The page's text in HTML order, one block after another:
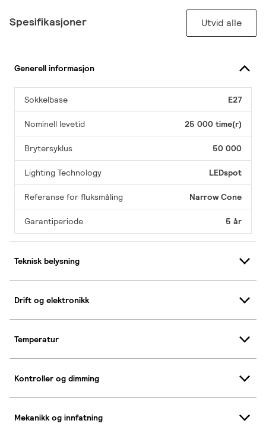
Spesifikasjoner Utvid alle
Generell informasjon
Sokkelbase E27
Nominell levetid 25 000 time(r)
Brytersyklus 50 000
Lighting Technology LEDspot
Referanse for fluksmåling Narrow Cone
Garantiperiode 5 år
Teknisk belysning
Drift og elektronikk
Temperatur
Kontroller og dimming
Mekanikk og innfatning